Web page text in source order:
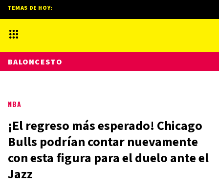
NBA
¡El regreso más esperado! Chicago
Bulls podrían contar nuevamente
con esta figura para el duelo ante el
Jazz
TEMAS DE HOY:
BALONCESTO